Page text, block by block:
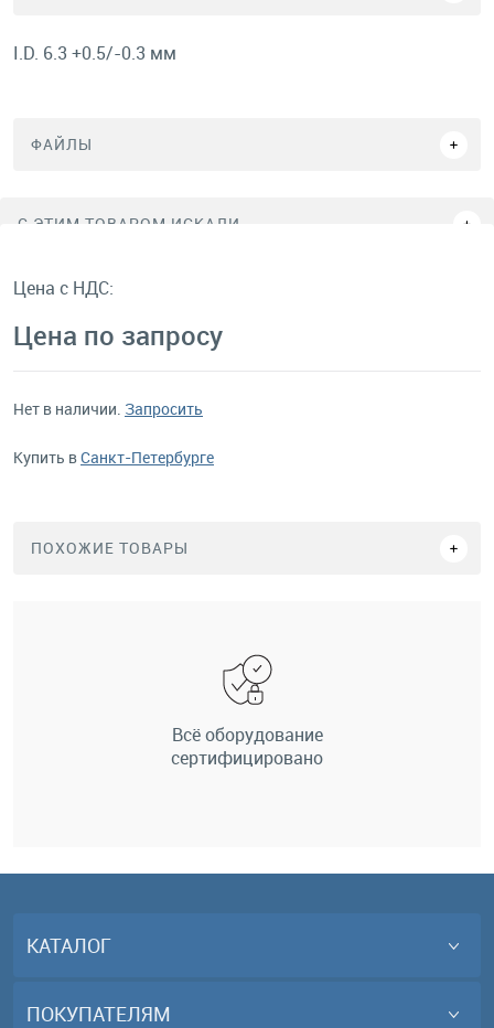
I.D. 6.3 +0.5/-0.3 мм
ФАЙЛЫ
C ЭТИМ ТОВАРОМ ИСКАЛИ
Цена с НДС:
Цена по запросу
Нет в наличии. Запросить
Купить вСанкт-Петербурге
ПОХОЖИЕ ТОВАРЫ
Всё оборудование
сертифицировано
КАТАЛОГ
ПОКУПАТЕЛЯМ